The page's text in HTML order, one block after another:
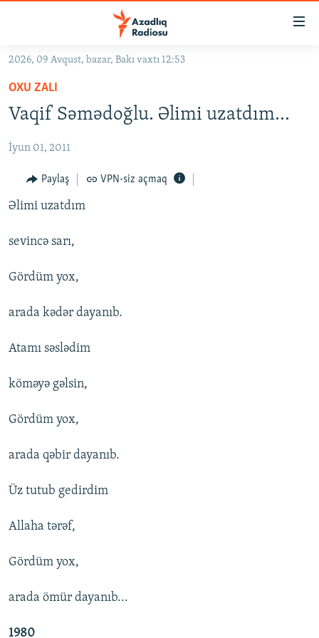
Əsas
qayıt
Əsas
naviqasiyaya
qayıt
#İZAHLA
KORRUPSIOMETR
#ƏSLINDƏ
FƏRQƏ BAX
QANUNI DOĞRU
VIDEO
FOTOQALEREYA
RADIO ARXIV
OXU ZALI
İZ - MƏDƏNIYYƏT PROQRAMI
HAQQIMIZDA
MATERIALLARIMIZDAN ISTIFADƏ
XƏBƏR BÜLLETENLƏRIMIZ
BIZI IZLƏ
RFE/RL-in bütün saytları
2026, 09 Avqust, bazar, Bakı vaxtı 12:53
OXU ZALI
Vaqif Səmədoğlu. Əlimi uzatdım...
İyun 01, 2011
Paylaş VPN-siz açmaq
Əlimi uzatdım
sevincə sarı,
Gördüm yox,
arada kədər dayanıb.
Atamı səslədim
köməyə gəlsin,
Gördüm yox,
arada qəbir dayanıb.
Üz tutub gedirdim
Allaha tərəf,
Gördüm yox,
arada ömür dayanıb...
1980